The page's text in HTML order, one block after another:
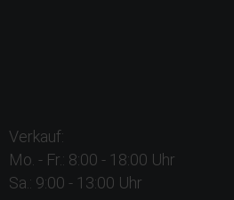
Verkauf:
Mo. - Fr.: 8:00 - 18:00 Uhr
Sa.: 9:00 - 13:00 Uhr